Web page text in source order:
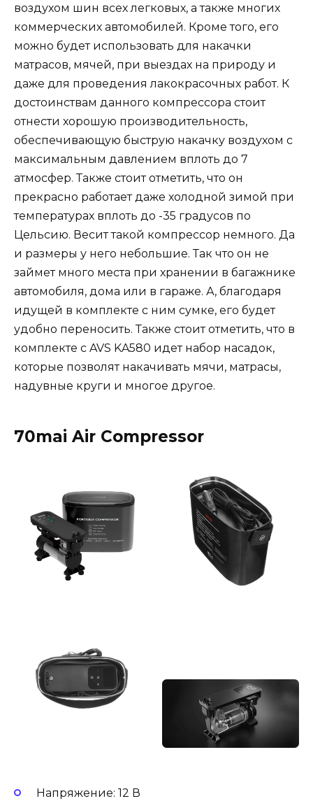
воздухом шин всех легковых, а также многих
коммерческих автомобилей. Кроме того, его
можно будет использовать для накачки
матрасов, мячей, при выездах на природу и
даже для проведения лакокрасочных работ. К
достоинствам данного компрессора стоит
отнести хорошую производительность,
обеспечивающую быструю накачку воздухом с
максимальным давлением вплоть до 7
атмосфер. Также стоит отметить, что он
прекрасно работает даже холодной зимой при
температурах вплоть до -35 градусов по
Цельсию. Весит такой компрессор немного. Да
и размеры у него небольшие. Так что он не
займет много места при хранении в багажнике
автомобиля, дома или в гараже. А, благодаря
идущей в комплекте с ним сумке, его будет
удобно переносить. Также стоит отметить, что в
комплекте с AVS KA580 идет набор насадок,
которые позволят накачивать мячи, матрасы,
надувные круги и многое другое.
70mai Air Compressor
Напряжение: 12 В